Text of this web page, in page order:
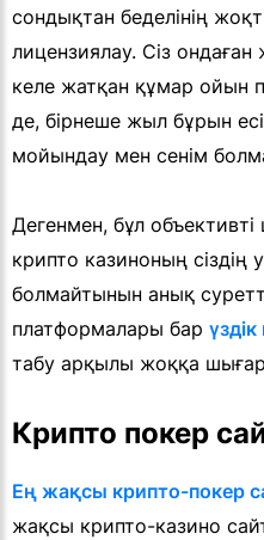
сондықтан беделінің
лицензиялау. Сіз
келе жатқан құмар ойын
де, бірнеше жыл бұрын
мойындау мен сенім
Дегенмен, бұл
крипто казиноның
болмайтынын анық
платформалары бар
табу арқылы жоққа
Крипто покер
Ең жақсы крипто-покер
жақсы крипто-казино